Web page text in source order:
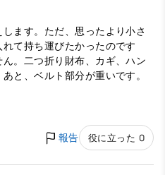
ます。ただ、思ったより小さ
て持ち運びたかったのです
。二つ折り財布、カギ、ハン
と、ベルト部分が重いです。
報告 役に立った 0